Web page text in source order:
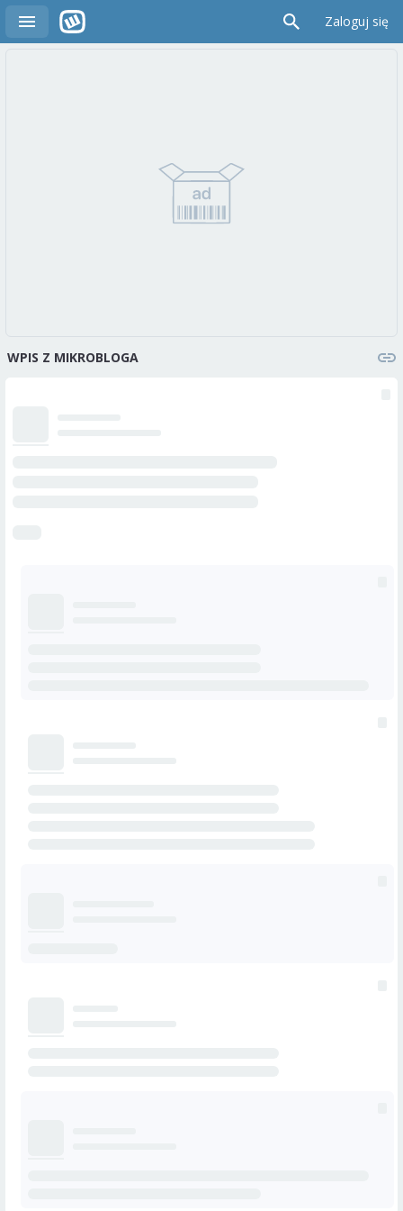
Zaloguj się
WPIS Z MIKROBLOGA